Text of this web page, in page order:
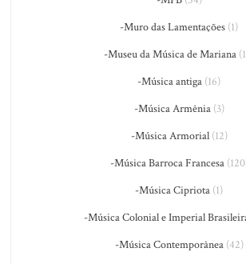
-Muro das Lamentações (1)
-Museu da Música de Mariana
-Música antiga (16)
-Música Armênia(3)
-Música Armorial(12)
-Música Barroca Francesa
-Música Cipriota (1)
-Música Colonial e Imperial
-Música Contemporânea(42)